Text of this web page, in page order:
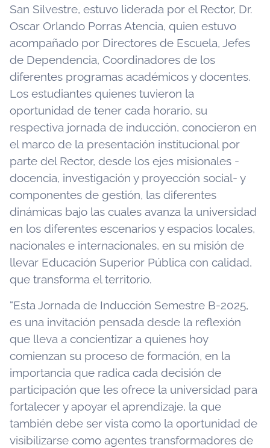
San Silvestre, estuvo liderada por el Rector, Dr.
Oscar Orlando Porras Atencia, quien estuvo
acompañado por Directores de Escuela, Jefes
de Dependencia, Coordinadores de los
diferentes programas académicos y docentes.
Los estudiantes quienes tuvieron la
oportunidad de tener cada horario, su
respectiva jornada de inducción, conocieron en
el marco de la presentación institucional por
parte del Rector, desde los ejes misionales -
docencia, investigación y proyección social- y
componentes de gestión, las diferentes
dinámicas bajo las cuales avanza la universidad
en los diferentes escenarios y espacios locales,
nacionales e internacionales, en su misión de
llevar Educación Superior Pública con calidad,
que transforma el territorio.
“Esta Jornada de Inducción Semestre B-2025,
es una invitación pensada desde la reflexión
que lleva a concientizar a quienes hoy
comienzan su proceso de formación, en la
importancia que radica cada decisión de
participación que les ofrece la universidad para
fortalecer y apoyar el aprendizaje, la que
también debe ser vista como la oportunidad de
visibilizarse como agentes transformadores de